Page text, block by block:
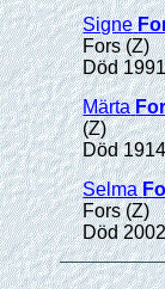
Signe
Fors (Z)
Död
Märta
(Z)
Död
Selma
Fors (Z)
Död